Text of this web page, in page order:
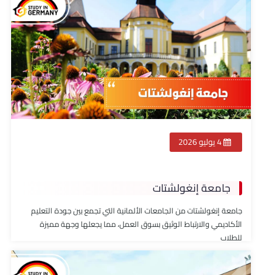
4 يوليو 2026
جامعة إنغولشتات
جامعة إنغولشتات من الجامعات الألمانية التي تجمع بين جودة التعليم
الأكاديمي والارتباط الوثيق بسوق العمل، مما يجعلها وجهة مميزة
للطلاب